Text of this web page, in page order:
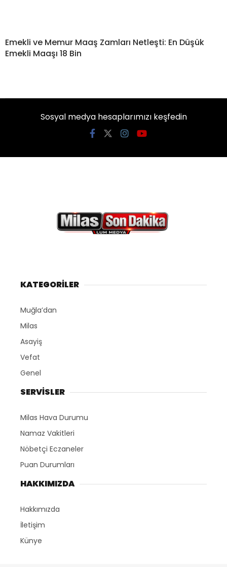
Emekli ve Memur Maaş Zamları Netleşti: En Düşük
Emekli Maaşı 18 Bin
Sosyal medya hesaplarımızı keşfedin
KATEGORİLER
Muğla’dan
Milas
Asayiş
Vefat
Genel
SERVİSLER
Milas Hava Durumu
Namaz Vakitleri
Nöbetçi Eczaneler
Puan Durumları
HAKKIMIZDA
Hakkımızda
İletişim
Künye